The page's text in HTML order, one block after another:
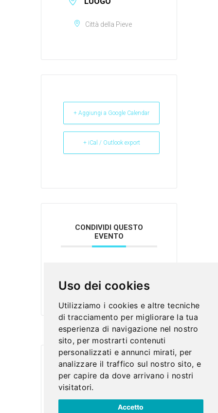
Uso dei cookies
Utilizziamo i cookies e altre tecniche
di tracciamento per migliorare la tua
esperienza di navigazione nel nostro
sito, per mostrarti contenuti
personalizzati e annunci mirati, per
analizzare il traffico sul nostro sito, e
per capire da dove arrivano i nostri
visitatori.
Accetto
Città della Pieve
+ Aggiungi a Google Calendar
+ iCal / Outlook export
CONDIVIDI QUESTO
EVENTO